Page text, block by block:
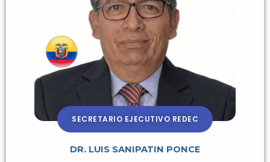
SECRETARIO EJECUTIVO REDEC
DR. LUIS SANIPATIN PONCE